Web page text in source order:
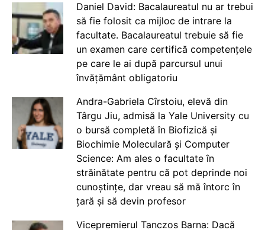
Daniel David: Bacalaureatul nu ar trebui
să fie folosit ca mijloc de intrare la
facultate. Bacalaureatul trebuie să fie
un examen care certifică competențele
pe care le ai după parcursul unui
învățământ obligatoriu
Andra-Gabriela Cîrstoiu, elevă din
Târgu Jiu, admisă la Yale University cu
o bursă completă în Biofizică și
Biochimie Moleculară și Computer
Science: Am ales o facultate în
străinătate pentru că pot deprinde noi
cunoștințe, dar vreau să mă întorc în
țară și să devin profesor
Vicepremierul Tanczos Barna: Dacă